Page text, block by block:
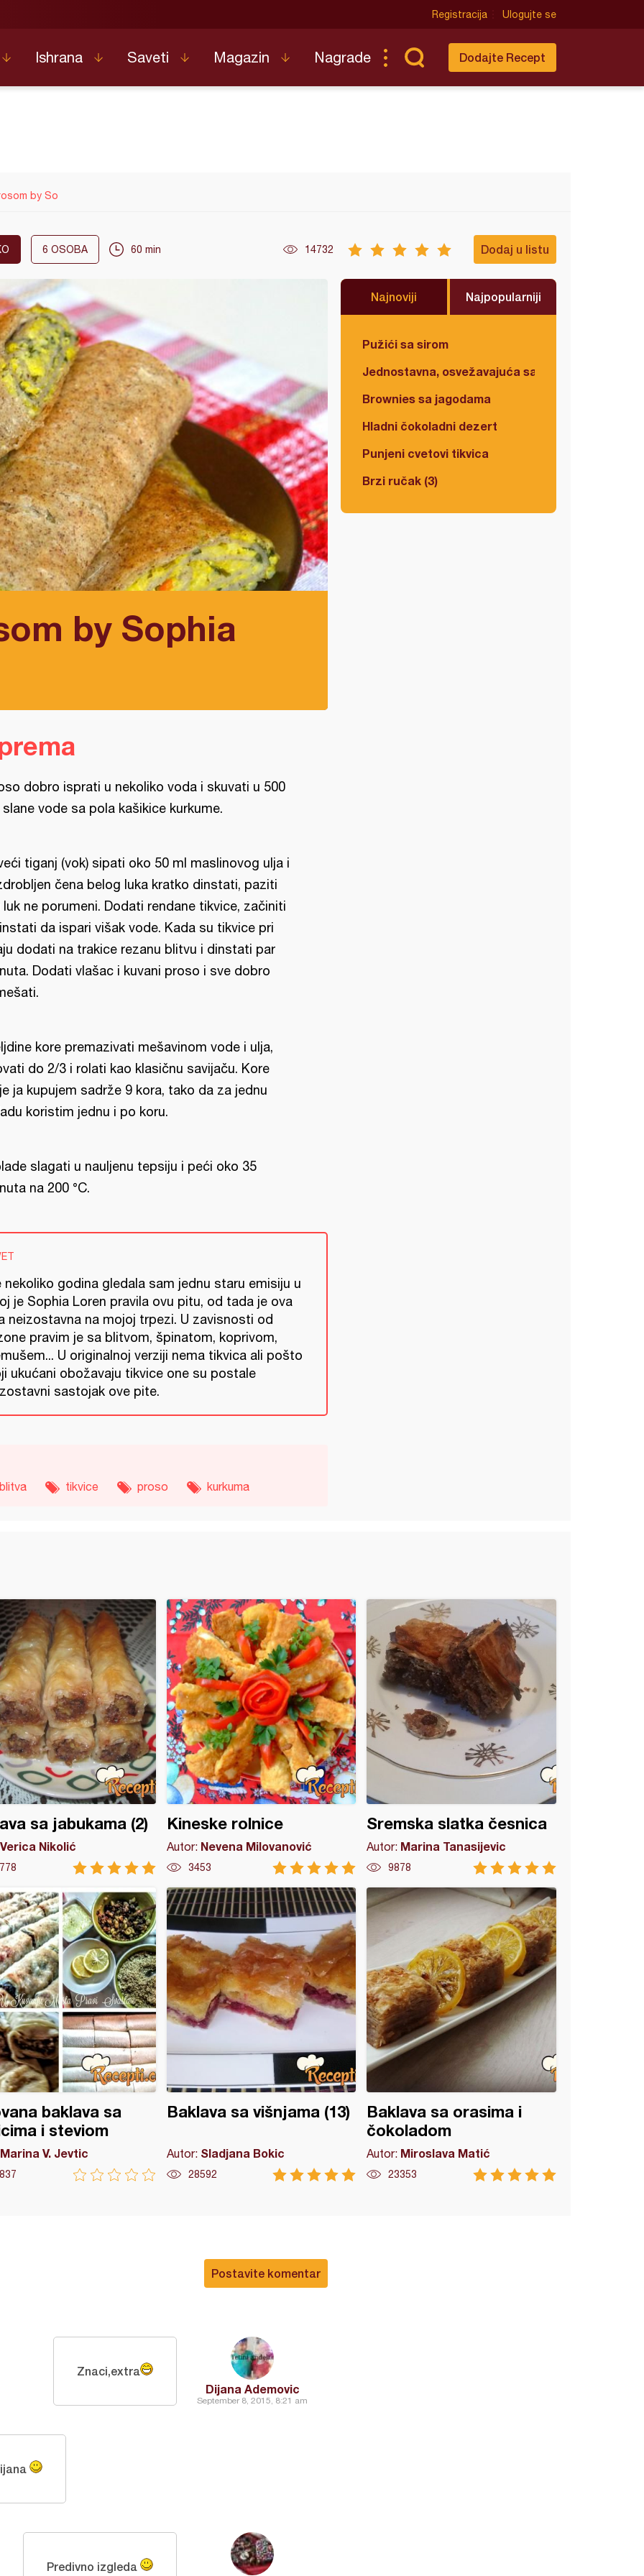
Registracija Ulogujte se
Ishrana Saveti Magazin Nagrade Dodajte Recept
by So
6 OSOBA 60 min 14732 Dodaj u listu
by Sophia
Najnoviji Najpopularniji
Pužići sa sirom
Jednostavna, osvežavajuća salata
Brownies sa jagodama
Hladni čokoladni dezert
Punjeni cvetovi tikvica
Brzi ručak (3)
dobro isprati u nekoliko voda i skuvati u 500
slane vode sa pola kašikice kurkume.
tiganj (vok) sipati oko 50 ml maslinovog ulja i
čena belog luka kratko dinstati, paziti
luk ne porumeni. Dodati rendane tikvice, začiniti
da ispari višak vode. Kada su tikvice pri
dodati na trakice rezanu blitvu i dinstati par
Dodati vlašac i kuvani proso i sve dobro
kore premazivati mešavinom vode i ulja,
do 2/3 i rolati kao klasičnu savijaču. Kore
ja kupujem sadrže 9 kora, tako da za jednu
koristim jednu i po koru.
slagati u nauljenu tepsiju i peći oko 35
na 200 °C.
nekoliko godina gledala sam jednu staru emisiju u
je Sophia Loren pravila ovu pitu, od tada je ova
neizostavna na mojoj trpezi. U zavisnosti od
pravim je sa blitvom, špinatom, koprivom,
U originalnoj verziji nema tikvica ali pošto
ukućani obožavaju tikvice one su postale
sastojak ove pite.
blitva tikvice proso kurkuma
sa jabukama (2)
Verica Nikolić
Kineske rolnice
Autor: Nevena Milovanović
3453
Sremska slatka česnica
Autor: Marina Tanasijevic
9878
baklava sa
i steviom
Marina V. Jevtic
Baklava sa višnjama (13)
Autor: Sladjana Bokic
28592
Baklava sa orasima i
čokoladom
Autor: Miroslava Matić
23353
Postavite komentar
Dijana Ademovic
September 8, 2015, 8:21 am
Znaci,extra
Predivno izgleda